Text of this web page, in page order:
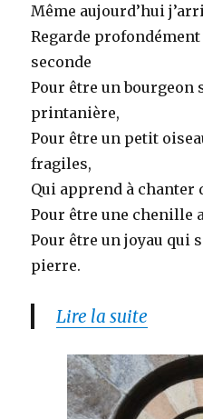
Même aujourd’hui
Regarde profondément
seconde
Pour être un bourgeon
printanière,
Pour être un petit
fragiles,
Qui apprend à chanter
Pour être une chenille
Pour être un joyau qui
pierre.
Lire la suite